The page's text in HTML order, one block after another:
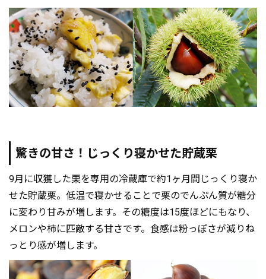
驚きの甘さ！じっくり寝かせた貯蔵栗
9月に収獲した栗を専用の冷蔵庫で約1ヶ月間じっくり寝か
せた貯蔵栗。低温で寝かせることで栗のでんぷん質が糖分
に変わり甘みが増します。その糖度は15度ほどにもなり、
メロンや柿に匹敵する甘さです。食感は粉っぽさが減りね
っとり感が増します。